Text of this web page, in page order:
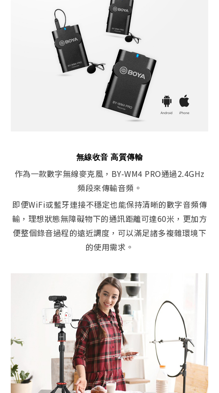
無線收音 高質傳輸
作為一款數字無線麥克風，BY-WM4 PRO通過2.4GHz
頻段來傳輸音頻。
即便WiFi或藍牙連接不穩定也能保持清晰的數字音頻傳
輸，理想狀態無障礙物下的通訊距離可達60米，更加方
便整個錄音過程的遠近調度，可以滿足諸多複雜環境下
的使用需求。